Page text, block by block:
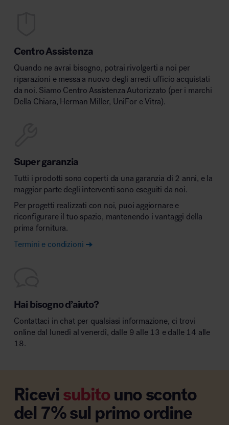
Centro Assistenza
Quando ne avrai bisogno, potrai rivolgerti a noi per
riparazioni e messa a nuovo degli arredi ufficio acquistati
da noi. Siamo Centro Assistenza Autorizzato (per i marchi
Della Chiara, Herman Miller, UniFor e Vitra).
Super garanzia
Tutti i prodotti sono coperti da una garanzia di 2 anni, e la
maggior parte degli interventi sono eseguiti da noi.
Per progetti realizzati con noi, puoi aggiornare e
riconfigurare il tuo spazio, mantenendo i vantaggi della
prima fornitura.
Termini e condizioni
Hai bisogno d’aiuto?
Contattaci in chat per qualsiasi informazione, ci trovi
online dal lunedì al venerdì, dalle 9 alle 13 e dalle 14 alle
18.
Ricevisubitouno sconto
del 7% sul primo ordine